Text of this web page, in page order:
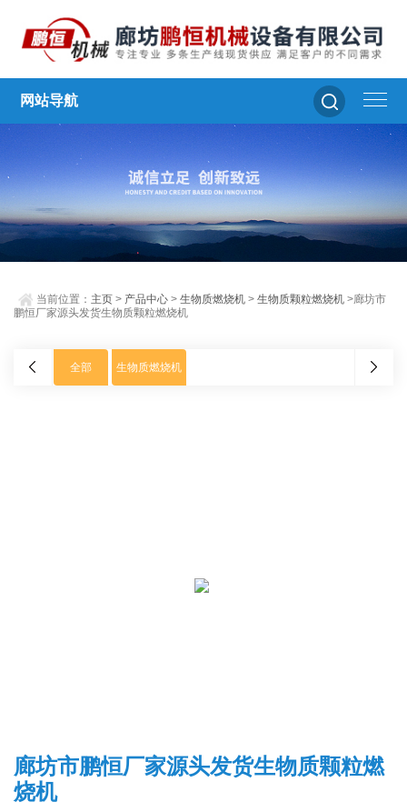
网站导航
当前位置： 主页 > 产品中心 >生物质燃烧机 >生物质颗粒燃烧机 >廊坊市
鹏恒厂家源头发货生物质颗粒燃烧机
全部 生物质燃烧机
廊坊市鹏恒厂家源头发货生物质颗粒燃
烧机